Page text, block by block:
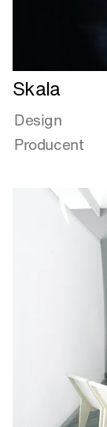
Læs
mere
om
Skala
Skala
Design
Producent